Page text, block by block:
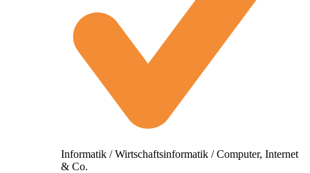
Informatik / Wirtschaftsinformatik / Computer, Internet
& Co.